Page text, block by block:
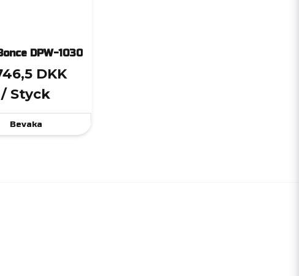
DPW-1030
DKK
/ Styck
Bevaka